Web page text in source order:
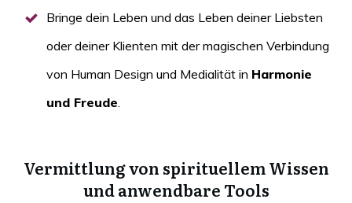
Bringe dein Leben und das Leben deiner Liebsten
oder deiner Klienten mit der magischen Verbindung
von Human Design und Medialität in Harmonie
und Freude.
Vermittlung von spirituellem Wissen
und anwendbare Tools